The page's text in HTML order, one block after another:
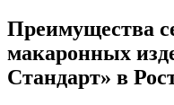
Преимущества
макаронных
Стандарт» в